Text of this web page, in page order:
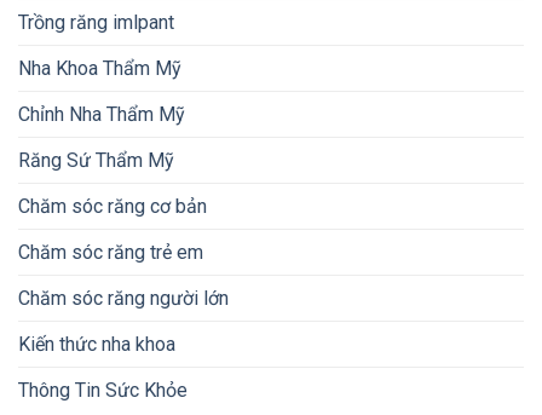
Trồng răng imlpant
Nha Khoa Thẩm Mỹ
Chỉnh Nha Thẩm Mỹ
Răng Sứ Thẩm Mỹ
Chăm sóc răng cơ bản
Chăm sóc răng trẻ em
Chăm sóc răng người lớn
Kiến thức nha khoa
Thông Tin Sức Khỏe